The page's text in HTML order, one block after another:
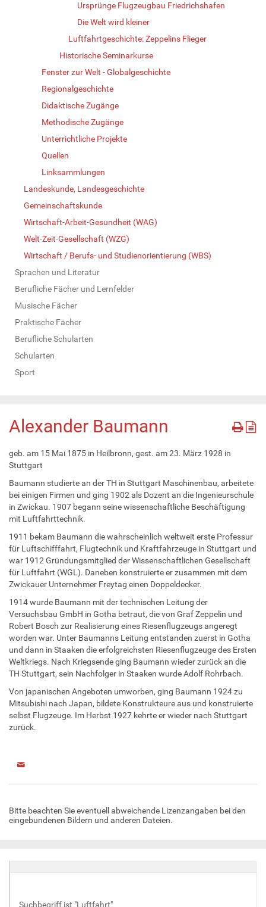
Ursprünge Flugzeugbau Friedrichshafen
Die Welt wird kleiner
Luftfahrtgeschichte: Zeppelins Flieger
Historische Seminarkurse
Fenster zur Welt - Globalgeschichte
Regionalgeschichte
Didaktische Zugänge
Methodische Zugänge
Unterrichtliche Projekte
Quellen
Linksammlungen
Landeskunde, Landesgeschichte
Gemeinschaftskunde
Wirtschaft-Arbeit-Gesundheit (WAG)
Welt-Zeit-Gesellschaft (WZG)
Wirtschaft / Berufs- und Studienorientierung (WBS)
Sprachen und Literatur
Berufliche Fächer und Lernfelder
Musische Fächer
Praktische Fächer
Berufliche Schularten
Schularten
Sport
Alexander Baumann
geb. am 15 Mai 1875 in Heilbronn, gest. am 23. März 1928 in
Stuttgart
Baumann studierte an der TH in Stuttgart Maschinenbau, arbeitete
bei einigen Firmen und ging 1902 als Dozent an die Ingenieurschule
in Zwickau. 1907 begann seine wissenschaftliche Beschäftigung
mit Luftfahrttechnik.
1911 bekam Baumann die wahrscheinlich weltweit erste Professur
für Luftschifffahrt, Flugtechnik und Kraftfahrzeuge in Stuttgart und
war 1912 Gründungsmitglied der Wissenschaftlichen Gesellschaft
für Luftfahrt (WGL). Daneben konstruierte er zusammen mit dem
Zwickauer Unternehmer Freytag einen Doppeldecker.
1914 wurde Baumann mit der technischen Leitung der
Versuchsbau GmbH in Gotha betraut, die von Graf Zeppelin und
Robert Bosch zur Realisierung eines Riesenflugzeugs angeregt
worden war. Unter Baumanns Leitung entstanden zuerst in Gotha
und dann in Staaken die erfolgreichsten Riesenflugzeuge des Ersten
Weltkriegs. Nach Kriegsende ging Baumann wieder zurück an die
TH Stuttgart, sein Nachfolger in Staaken wurde Adolf Rohrbach.
Von japanischen Angeboten umworben, ging Baumann 1924 zu
Mitsubishi nach Japan, bildete Konstrukteure aus und konstruierte
selbst Flugzeuge. Im Herbst 1927 kehrte er wieder nach Stuttgart
zurück.
Bitte beachten Sie eventuell abweichende Lizenzangaben bei den
eingebundenen Bildern und anderen Dateien.
Suchbegriff ist "Luftfahrt"